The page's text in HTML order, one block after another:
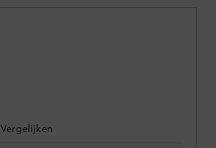
Vergelijken